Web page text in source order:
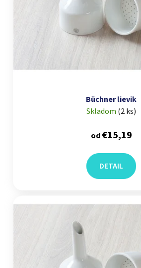
Büchner lievik
Skladom (2 ks)
od€15,19
DETAIL